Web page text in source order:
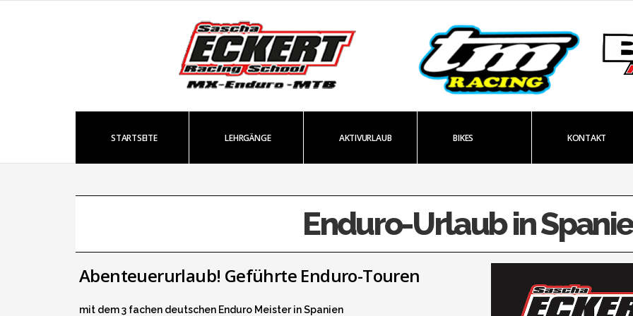
STARTSEITE LEHRGÄNGE AKTIVURLAUB BIKES KONTAKT
Enduro-Urlaub in
Abenteuerurlaub! Geführte Enduro-Touren
mit dem 3 fachen deutschen Enduro Meister in Spanien